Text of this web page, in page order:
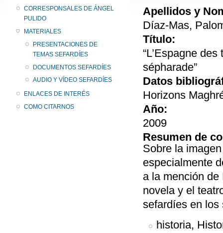
CORRESPONSALES DE ÁNGEL
PULIDO
MATERIALES
PRESENTACIONES DE
TEMAS SEFARDÍES
DOCUMENTOS SEFARDÍES
AUDIO Y VÍDEO SEFARDÍES
ENLACES DE INTERÉS
COMO CITARNOS
Apellidos y
Díaz-Mas,
Título:
“L’Espagne
sépharade”
Datos
Horizons
Año:
2009
Resumen de
Sobre la
especialmente
a la mención
novela y el
sefardíes en
historia,